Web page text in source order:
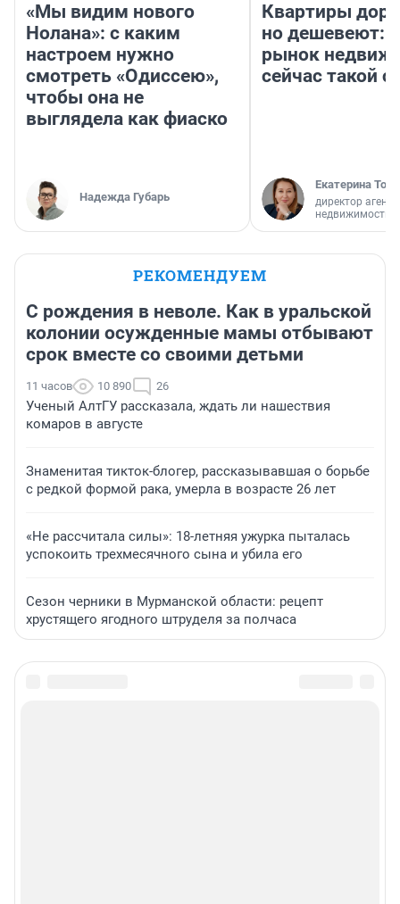
«Мы видим нового
Нолана»: с каким
настроем нужно
смотреть «Одиссею»,
чтобы она не
выглядела как фиаско
Надежда Губарь
Квартиры
но дешевеют:
рынок
сейчас такой
Екатерина
директор
недвижимости
РЕКОМЕНДУЕМ
С рождения в неволе. Как в уральской
колонии осужденные мамы отбывают
срок вместе со своими детьми
11 часов 10 890 26
Ученый АлтГУ рассказала, ждать ли нашествия
комаров в августе
Знаменитая тикток-блогер, рассказывавшая о борьбе
с редкой формой рака, умерла в возрасте 26 лет
«Не рассчитала силы»: 18-летняя ужурка пыталась
успокоить трехмесячного сына и убила его
Сезон черники в Мурманской области: рецепт
хрустящего ягодного штруделя за полчаса